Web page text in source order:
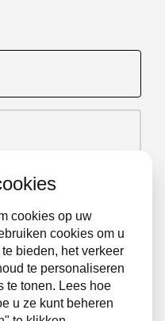
in
cookies op uw
cookies om u
bieden, het verkeer
te personaliseren
te tonen. Lees hoe
u ze kunt beheren